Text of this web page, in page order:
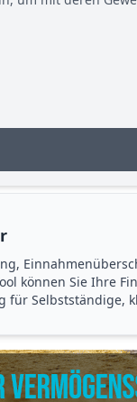
können Sie Ihre
für Selbstständige,